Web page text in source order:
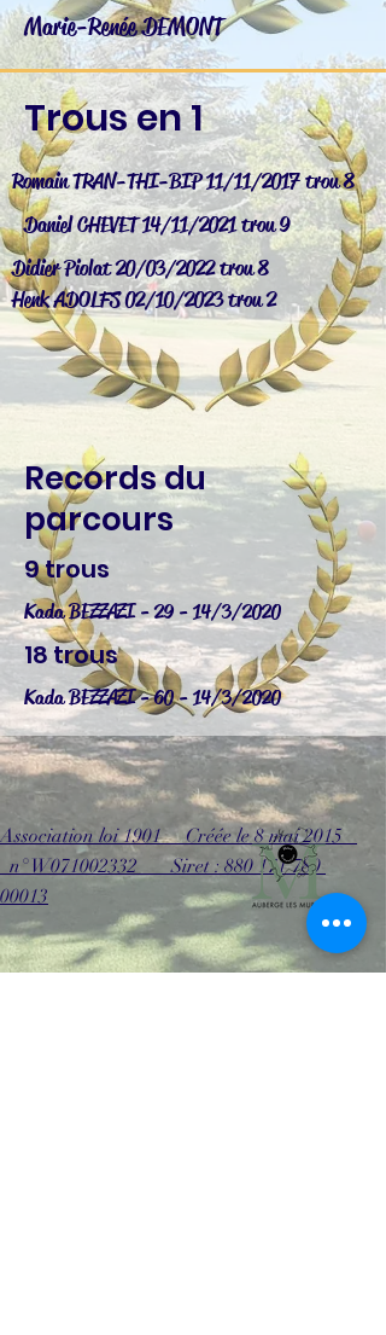
Marie-Renée DEMONT
Trous en 1
Romain TRAN-THI-BIP 11/11/2017 trou 8
Daniel CHEVET 14/11/2021 trou 9
Didier Piolat 20/03/2022 trou 8
Henk ADOLFS 02/10/2023 trou 2
Records du
parcours
9 trous
Kada BEZZAZI - 29 - 14/3/2020
18 trous
Kada BEZZAZI - 60 - 14/3/2020
Association loi 1901 Créée le 8 mai 2015
n° W071002332 Siret : 880 171 780
00013